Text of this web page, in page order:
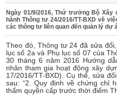
Ngày 01/9/2016, Thứ trưởng Bộ Xây
hành Thông tư 24/2016/TT-BXD về
các thông tư liên quan đến quản lý dự
Theo đó, Thông tư 24 đã sửa
lục số 2a và Phụ lục số 07 của
30 tháng 6 năm 2016 Hướng
nhân tham gia hoạt động xây
17/2016/TT-BXD). Cụ thể, sửa
sau: “2. Quy định về chứng chỉ
thẩm quyền cấp trước thời điểm